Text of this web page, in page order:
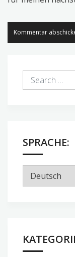
SPRACHE: